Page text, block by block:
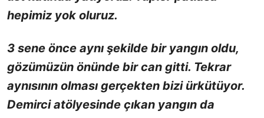
hepimiz yok oluruz.
3 sene önce aynı şekilde bir yangın oldu,
gözümüzün önünde bir can gitti. Tekrar
aynısının olması gerçekten bizi ürkütüyor.
Demirci atölyesinde çıkan yangın da